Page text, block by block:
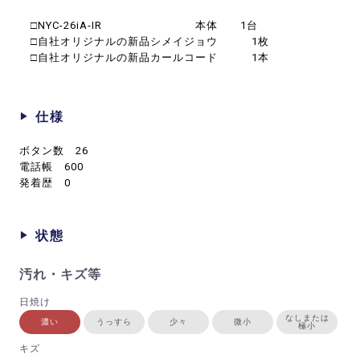
□NYC-26iA-IR 本体 1台
□自社オリジナルの新品シメイジョウ 1枚
□自社オリジナルの新品カールコード 1本
仕様
ボタン数 26
電話帳 600
発着歴 0
状態
汚れ・キズ等
日焼け
濃い うっすら 少々 微小
なしまたは
極小
キズ